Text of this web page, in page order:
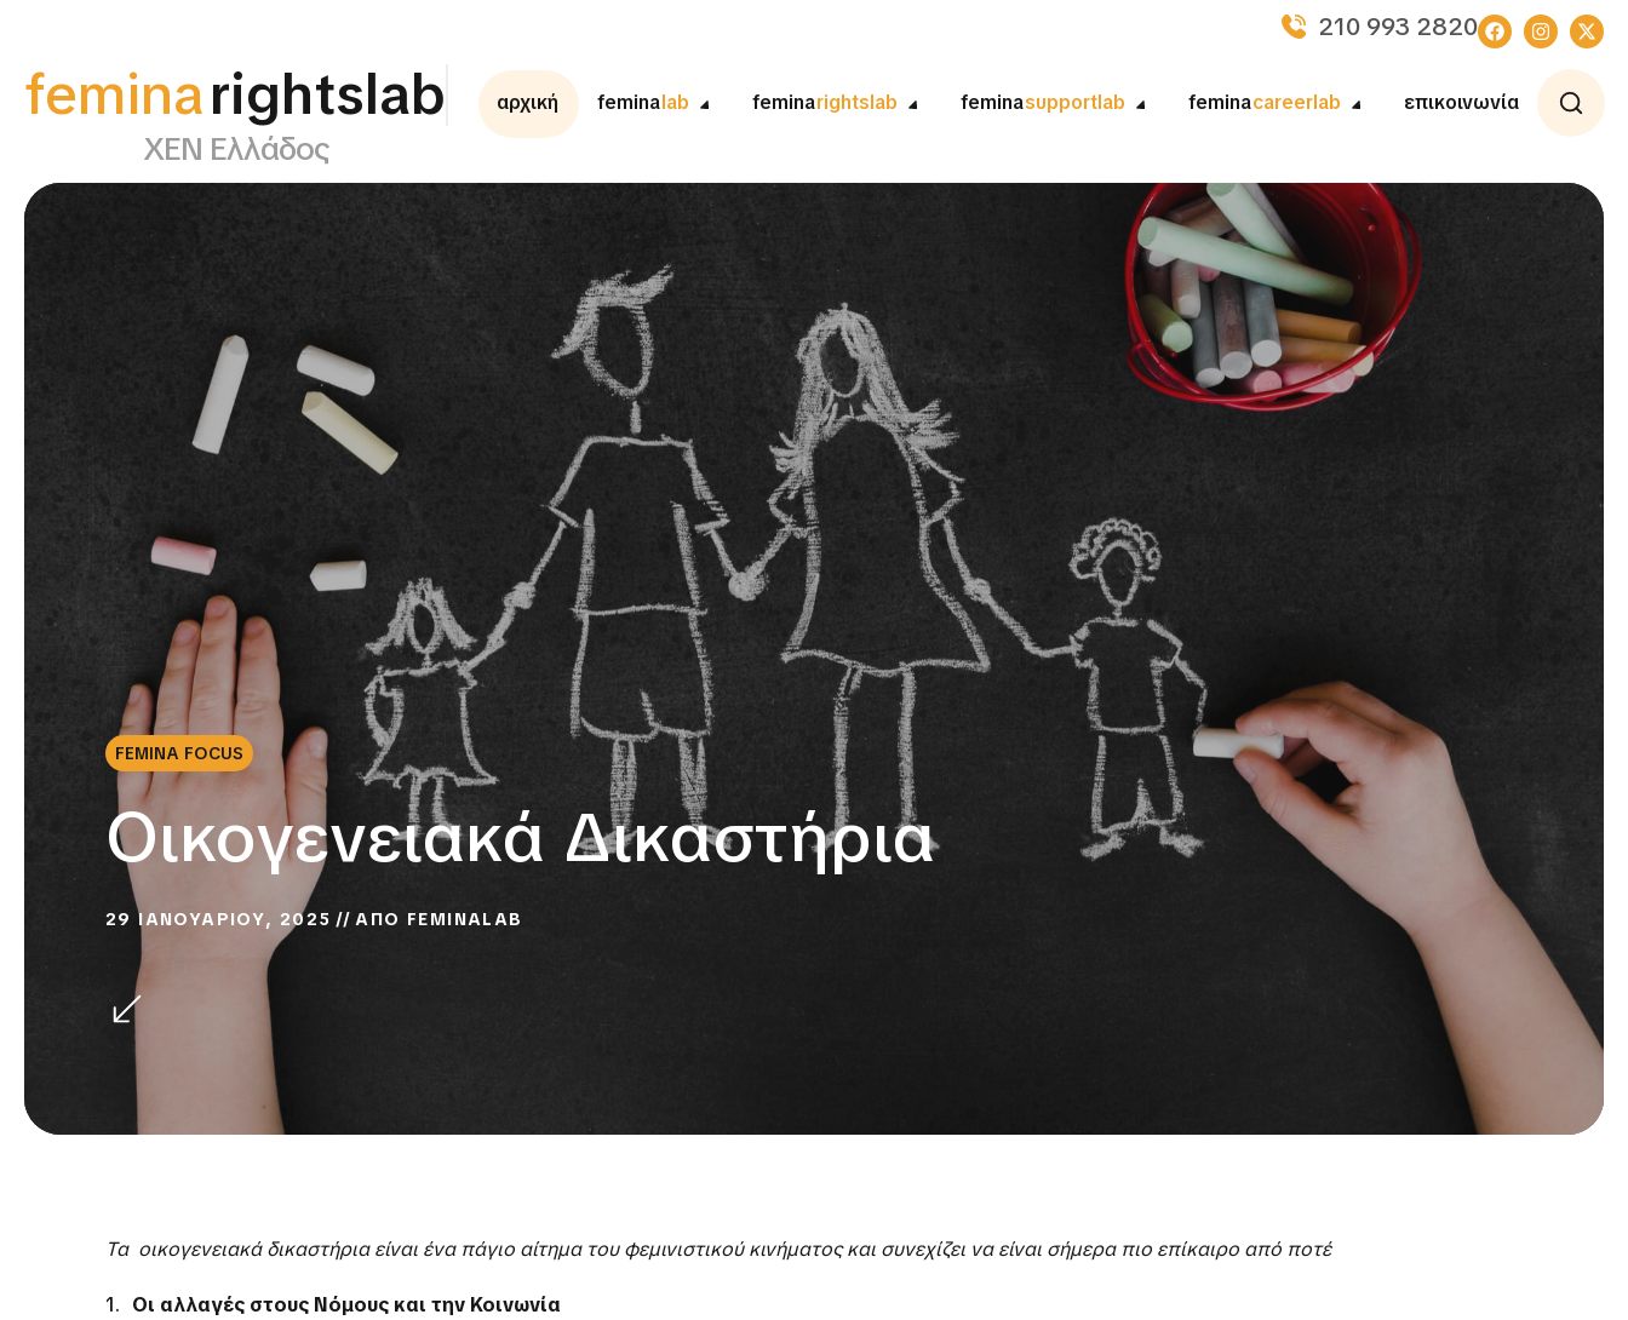
210 993 2820
feminasupportlab
ΧΕΝ Ελλάδος
αρχική feminalab feminarightslab feminasupportlab feminacareerlab επικοινωνία
FEMINA FOCUS
Οικογενειακά Δικαστήρια
29 ΙΑΝΟΥΑΡΙΟΥ, 2025 ΑΠΟ FEMINALAB
Τα οικογενειακά δικαστήρια είναι ένα πάγιο αίτημα του φεμινιστικού κινήματος και συνεχίζει να είναι σήμερα πιο επίκαιρο από ποτέ
Οι αλλαγές στους Νόμους και την Κοινωνία